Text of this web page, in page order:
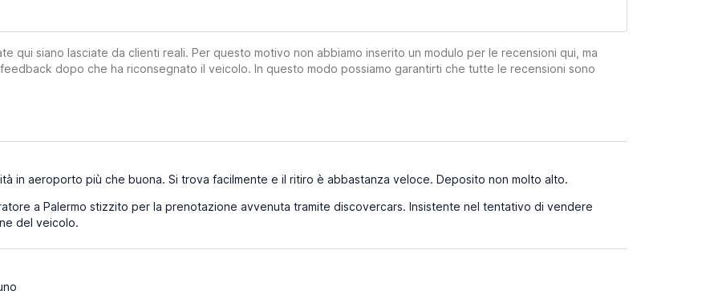
qui siano lasciate da clienti reali. Per questo motivo non abbiamo inserito un modulo per le recensioni qui, ma
dopo che ha riconsegnato il veicolo. In questo modo possiamo garantirti che tutte le recensioni sono
in aeroporto più che buona. Si trova facilmente e il ritiro è abbastanza veloce. Deposito non molto alto.
a Palermo stizzito per la prenotazione avvenuta tramite discovercars. Insistente nel tentativo di vendere
del veicolo.